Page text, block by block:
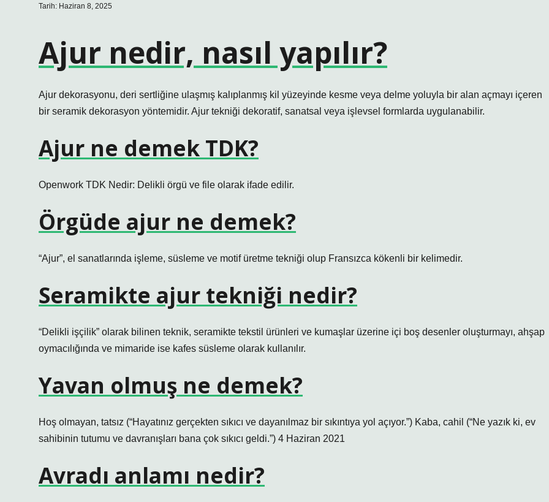
Tarih: Haziran 8, 2025
Ajur nedir, nasıl yapılır?
Ajur dekorasyonu, deri sertliğine ulaşmış kalıplanmış kil yüzeyinde kesme veya delme yoluyla bir alan açmayı içeren
bir seramik dekorasyon yöntemidir. Ajur tekniği dekoratif, sanatsal veya işlevsel formlarda uygulanabilir.
Ajur ne demek TDK?
Openwork TDK Nedir: Delikli örgü ve file olarak ifade edilir.
Örgüde ajur ne demek?
“Ajur”, el sanatlarında işleme, süsleme ve motif üretme tekniği olup Fransızca kökenli bir kelimedir.
Seramikte ajur tekniği nedir?
“Delikli işçilik” olarak bilinen teknik, seramikte tekstil ürünleri ve kumaşlar üzerine içi boş desenler oluşturmayı, ahşap
oymacılığında ve mimaride ise kafes süsleme olarak kullanılır.
Yavan olmuş ne demek?
Hoş olmayan, tatsız (“Hayatınız gerçekten sıkıcı ve dayanılmaz bir sıkıntıya yol açıyor.”) Kaba, cahil (“Ne yazık ki, ev
sahibinin tutumu ve davranışları bana çok sıkıcı geldi.”) 4 Haziran 2021
Avradı anlamı nedir?